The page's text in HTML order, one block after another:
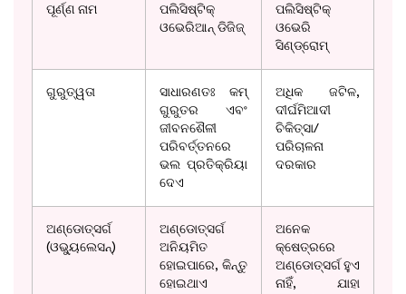
ପୂର୍ଣ୍ଣ ନାମ
ପଲିସିଷ୍ଟିକ୍
ଓଭେରିଆନ୍ ଡିଜିଜ୍
ପଲିସିଷ୍ଟିକ୍
ଓଭେରି
ସିଣ୍ଡ୍ରୋମ୍
ଗୁରୁତ୍ୱତା
ସାଧାରଣତଃ କମ୍
ଗୁରୁତର ଏବଂ
ଜୀବନଶୈଳୀ
ପରିବର୍ତ୍ତନରେ
ଭଲ ପ୍ରତିକ୍ରିୟା
ଦେଏ
ଅଧିକ ଜଟିଳ,
ଦୀର୍ଘମିଆଦୀ
ଚିକିତ୍ସା/
ପରିଚାଳନା
ଦରକାର
ଅଣ୍ଡୋତ୍ସର୍ଗ
(ଓଭ୍ୟୁଲେସନ୍)
ଅଣ୍ଡୋତ୍ସର୍ଗ
ଅନିୟମିତ
ହୋଇପାରେ, କିନ୍ତୁ
ହୋଇଥାଏ
ଅନେକ
କ୍ଷେତ୍ରରେ
ଅଣ୍ଡୋତ୍ସର୍ଗ ହୁଏ
ନାହିଁ, ଯାହା